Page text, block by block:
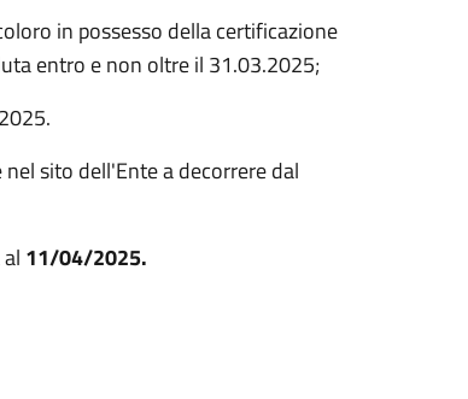
in possesso della certificazione
entro e non oltre il 31.03.2025;
sito dell'Ente a decorrere dal
11/04/2025.